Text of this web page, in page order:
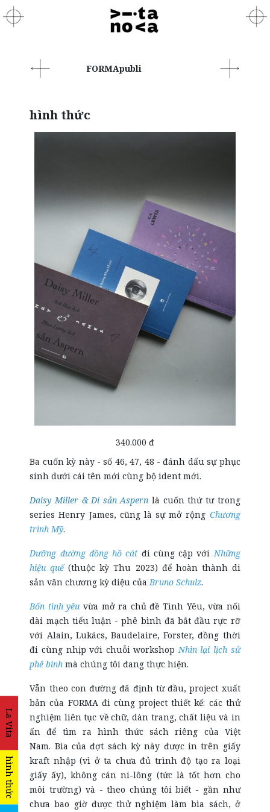
La Vita
hình thức
FORMApubli
hình thức
340.000 đ
Ba cuốn kỳ này - số 46, 47, 48 - đánh dấu sự phục
sinh dưới cái tên mới cùng bộ ident mới.
Daisy Miller & Di sản Aspern là cuốn thứ tư trong
series Henry James, cũng là sự mở rộng Chương
trình Mỹ.
Dưỡng đường đồng hồ cát đi cùng cặp vớiNhững
hiệu quế(thuộc kỳ Thu 2023) để hoàn thành di
sản văn chương kỳ diệu củaBruno Schulz.
Bốn tình yêu vừa mở ra chủ đề Tình Yêu, vừa nối
dài mạch tiểu luận - phê bình đã bắt đầu rực rỡ
với Alain, Lukács, Baudelaire, Forster, đồng thời
đi cùng nhịp với chuỗi workshopNhìn lại lịch sử
phê bình mà chúng tôi đang thực hiện.
Vẫn theo con đường đã định từ đầu, project xuất
bản của FORMA đi cùng project thiết kế: các thử
nghiệm liên tục về chữ, dàn trang, chất liệu và in
ấn để tìm ra hình thức sách riêng của Việt
Nam. Bìa của đợt sách kỳ này được in trên giấy
kraft nhập (vì ở ta chưa đủ trình độ tạo ra loại
giấy ấy), không cán ni-lông (tức là tốt hơn cho
môi trường) và - theo chúng tôi biết - gần như
chưa bao giờ được thử nghiệm làm bìa sách, ở